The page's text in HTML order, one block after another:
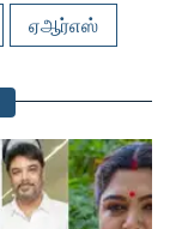
ஏஆர்எஸ்